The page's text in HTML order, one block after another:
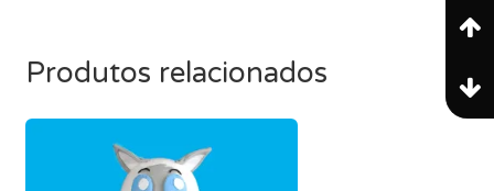
Produtos relacionados